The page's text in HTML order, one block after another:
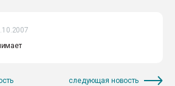
следующая новость